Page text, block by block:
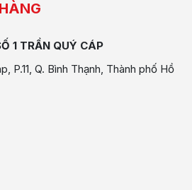
1 TRẦN QUÝ CÁP
P.11, Q. Bình Thạnh, Thành phố Hồ